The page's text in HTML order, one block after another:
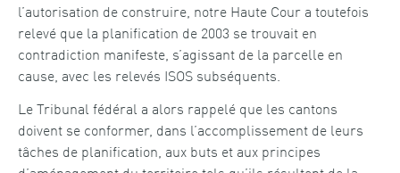
l’autorisation de construire, notre Haute Cour a toutefois
relevé que la planification de 2003 se trouvait en
contradiction manifeste, s’agissant de la parcelle en
cause, avec les relevés ISOS subséquents.
Le Tribunal fédéral a alors rappelé que les cantons
doivent se conformer, dans l’accomplissement de leurs
tâches de planification, aux buts et aux principes